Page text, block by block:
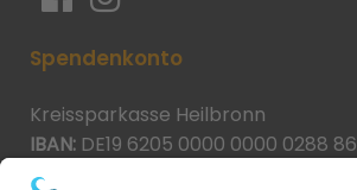
Spendenkonto
Kreissparkasse Heilbronn
IBAN: DE19 6205 0000 0000 0288 86
BIC: